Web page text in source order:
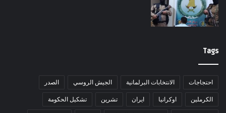
Tags
احتجاجات الانتخابات البرلمانية الجيش الروسي الصدر
الكرملين اوكرانيا ايران تشرين تشكيل الحكومة